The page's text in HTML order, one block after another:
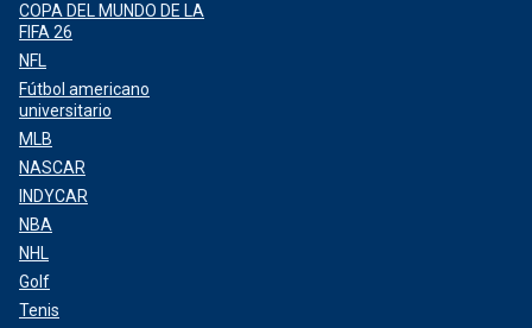
COPA DEL MUNDO DE LA
FIFA 26
NFL
Fútbol americano
universitario
MLB
NASCAR
INDYCAR
NBA
NHL
Golf
Tenis